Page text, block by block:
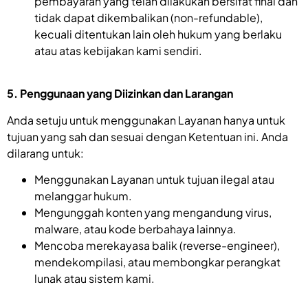
tidak dapat dikembalikan (non-refundable),
kecuali ditentukan lain oleh hukum yang berlaku
atau atas kebijakan kami sendiri.
5. Penggunaan yang Diizinkan dan Larangan
Anda setuju untuk menggunakan Layanan hanya untuk
tujuan yang sah dan sesuai dengan Ketentuan ini. Anda
dilarang untuk:
Menggunakan Layanan untuk tujuan ilegal atau
melanggar hukum.
Mengunggah konten yang mengandung virus,
malware, atau kode berbahaya lainnya.
Mencoba merekayasa balik (reverse-engineer),
mendekompilasi, atau membongkar perangkat
lunak atau sistem kami.